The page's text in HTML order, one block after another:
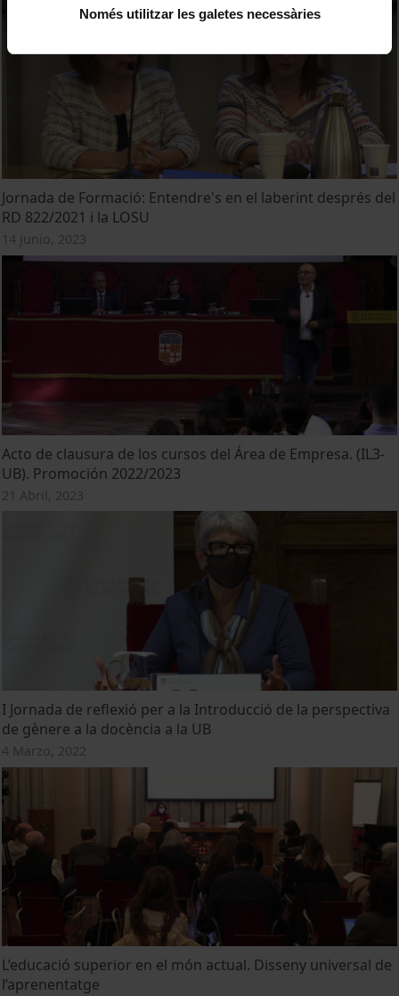
Només utilitzar les galetes necessàries
Jornada de Formació: Entendre's en el laberint després del
RD 822/2021 i la LOSU
14 Junio, 2023
Acto de clausura de los cursos del Área de Empresa. (IL3-
UB). Promoción 2022/2023
21 Abril, 2023
I Jornada de reflexió per a la Introducció de la perspectiva
de gènere a la docència a la UB
4 Marzo, 2022
L’educació superior en el món actual. Disseny universal de
l’aprenentatge